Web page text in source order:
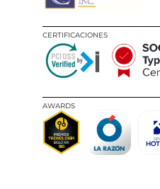
CERTIFICACIONES
AWARDS